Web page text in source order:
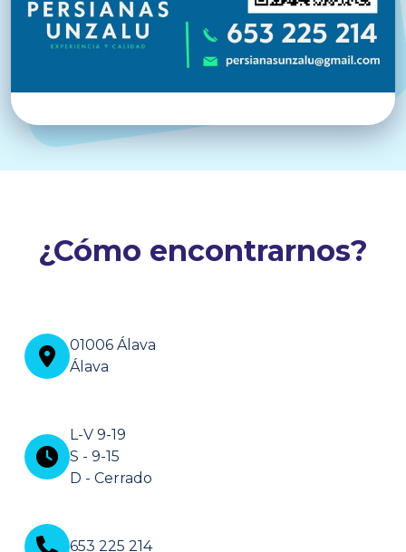
¿Cómo encontrarnos?
01006 Álava
Álava
L-V 9-19
S - 9-15
D - Cerrado
653 225 214